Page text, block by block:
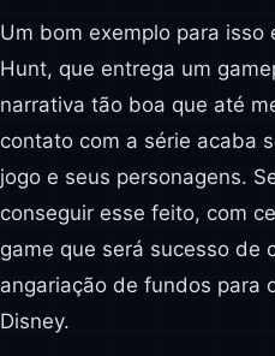
Um bom exemplo para isso
Hunt, que entrega um
narrativa tão boa que até
contato com a série acaba
jogo e seus personagens.
conseguir esse feito, com
game que será sucesso de
angariação de fundos para
Disney.